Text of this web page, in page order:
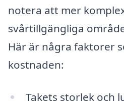
notera att mer
svårtillgängliga
Här är några faktorer
kostnaden:
Takets storlek och